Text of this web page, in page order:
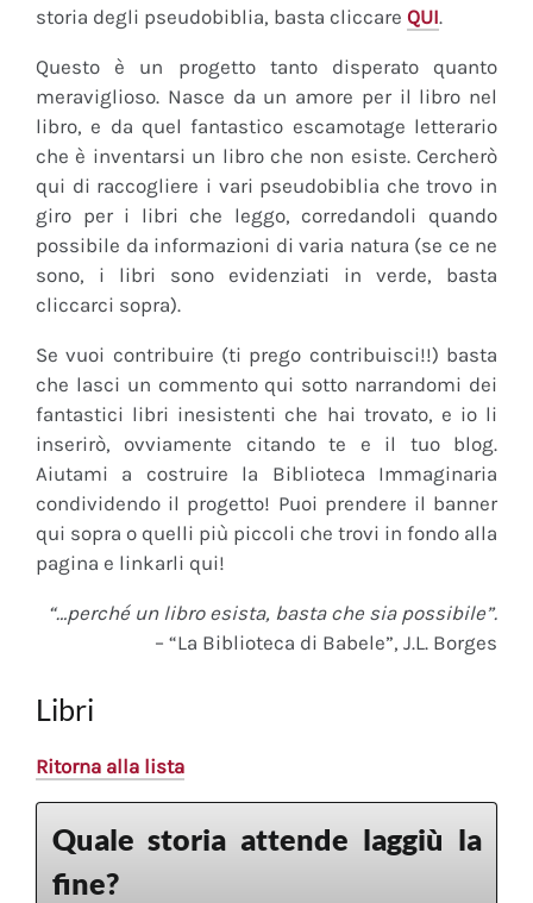
storia degli pseudobiblia, basta cliccare QUI.
Questo è un progetto tanto disperato quanto
meraviglioso. Nasce da un amore per il libro nel
libro, e da quel fantastico escamotage letterario
che è inventarsi un libro che non esiste. Cercherò
qui di raccogliere i vari pseudobiblia che trovo in
giro per i libri che leggo, corredandoli quando
possibile da informazioni di varia natura (se ce ne
sono, i libri sono evidenziati in verde, basta
cliccarci sopra).
Se vuoi contribuire (ti prego contribuisci!!) basta
che lasci un commento qui sotto narrandomi dei
fantastici libri inesistenti che hai trovato, e io li
inserirò, ovviamente citando te e il tuo blog.
Aiutami a costruire la Biblioteca Immaginaria
condividendo il progetto! Puoi prendere il banner
qui sopra o quelli più piccoli che trovi in fondo alla
pagina e linkarli qui!
“…perché un libro esista, basta che sia possibile”.
– “La Biblioteca di Babele”, J.L. Borges
Libri
Ritorna alla lista
Quale storia attende laggiù la
fine?